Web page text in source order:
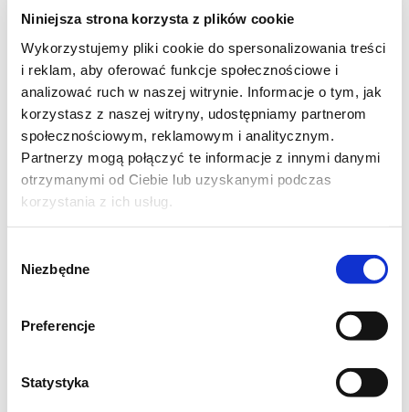
Niniejsza strona korzysta z plików cookie
Wykorzystujemy pliki cookie do spersonalizowania treści
i reklam, aby oferować funkcje społecznościowe i
analizować ruch w naszej witrynie. Informacje o tym, jak
korzystasz z naszej witryny, udostępniamy partnerom
społecznościowym, reklamowym i analitycznym.
Partnerzy mogą połączyć te informacje z innymi danymi
otrzymanymi od Ciebie lub uzyskanymi podczas
korzystania z ich usług.
zgody
Niezbędne
Preferencje
Statystyka
Ciasto czekoladowe:
2 szklanki mąki pszennej
1 szklanka cukru
1 szklanka mleka
3/4 szklanki oleju
2 jajka
3 łyżki kakao
2 łyżki dżemu (obojętnie jakiego)
1 łyżeczka sody oczyszczonej
Masa serowa:
500g białego sera dwukrotnie